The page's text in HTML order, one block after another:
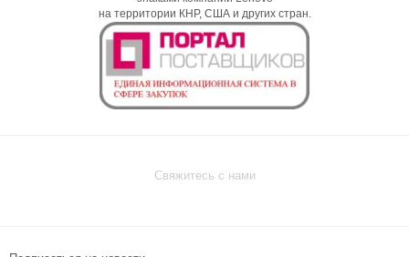
на территории КНР, США и других стран.
Свяжитесь с нами